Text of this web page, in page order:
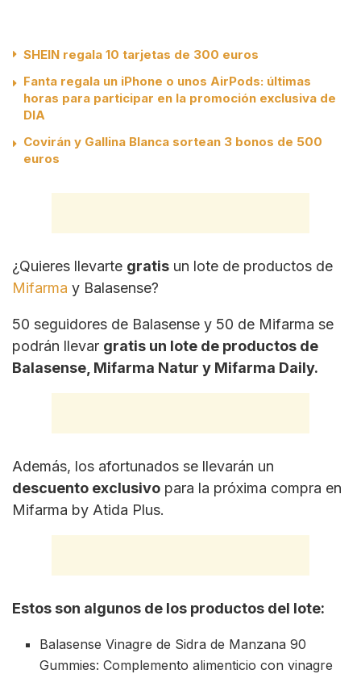
SHEIN regala 10 tarjetas de 300 euros
Fanta regala un iPhone o unos AirPods: últimas
horas para participar en la promoción exclusiva de
DIA
Covirán y Gallina Blanca sortean 3 bonos de 500
euros
¿Quieres llevarte gratis un lote de productos de
Mifarma y Balasense?
50 seguidores de Balasense y 50 de Mifarma se
podrán llevar gratis un lote de productos de
Balasense, Mifarma Natur y Mifarma Daily.
Además, los afortunados se llevarán un
descuento exclusivo para la próxima compra en
Mifarma by Atida Plus.
Estos son algunos de los productos del lote:
Balasense Vinagre de Sidra de Manzana 90
Gummies: Complemento alimenticio con vinagre